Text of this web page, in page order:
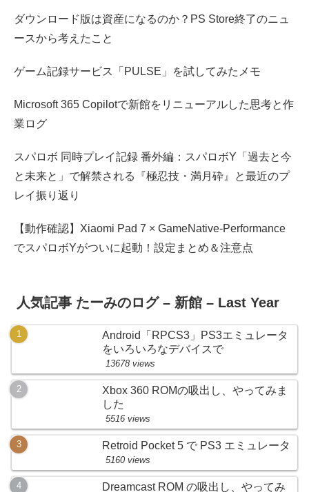
ダウンロード版は資産になるのか？PS Store終了のニュ
ースから考えたこと
ゲーム記録サービス「PULSE」を試してみたメモ
Microsoft 365 Copilotで新館をリニューアルした思考と作
業ログ
スパロボ 同時プレイ記録 番外編：スパロボY「過去と今
と未来と」で解禁される『極忍技・満月砕』と最近のプ
レイ振り返り
【動作確認】Xiaomi Pad 7 × GameNative-Performance
でスパロボYがついに起動！設定まとめ＆注意点
人気記事 たーみのログ – 新館 – Last Year
Android「RPCS3」PS3エミュレータ
をいろいろなデバイスで
13678 views
Xbox 360 ROMの吸出し、やってみま
した
5516 views
Retroid Pocket 5 で PS3 エミュレータ
5160 views
Dreamcast ROM の吸出し、やってみ